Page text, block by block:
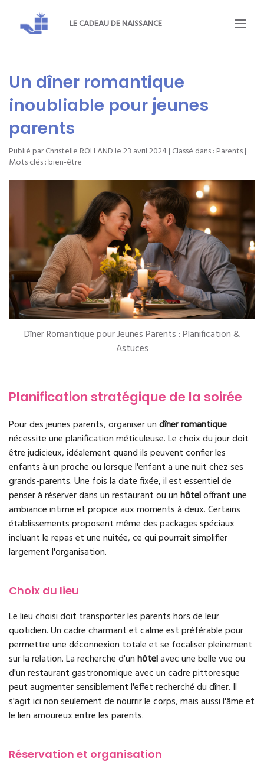
LE CADEAU DE NAISSANCE
Un dîner romantique
inoubliable pour jeunes
parents
Publié par Christelle ROLLAND le23 avril 2024| Classé dans : Parents|
Mots clés : bien-être
Dîner Romantique pour Jeunes Parents : Planification &
Astuces
Planification stratégique de la soirée
Pour des jeunes parents, organiser undîner romantique
nécessite une planification méticuleuse. Le choix du jour doit
être judicieux, idéalement quand ils peuvent confier les
enfants à un proche ou lorsque l'enfant a une nuit chez ses
grands-parents. Une fois la date fixée, il est essentiel de
penser à réserver dans un restaurant ou unhôteloffrant une
ambiance intime et propice aux moments à deux. Certains
établissements proposent même des packages spéciaux
incluant le repas et une nuitée, ce qui pourrait simplifier
largement l'organisation.
Choix du lieu
Le lieu choisi doit transporter les parents hors de leur
quotidien. Un cadre charmant et calme est préférable pour
permettre une déconnexion totale et se focaliser pleinement
sur la relation. La recherche d'unhôtelavec une belle vue ou
d'un restaurant gastronomique avec un cadre pittoresque
peut augmenter sensiblement l'effet recherché du dîner. Il
s'agit ici non seulement de nourrir le corps, mais aussi l'âme et
le lien amoureux entre les parents.
Réservation et organisation